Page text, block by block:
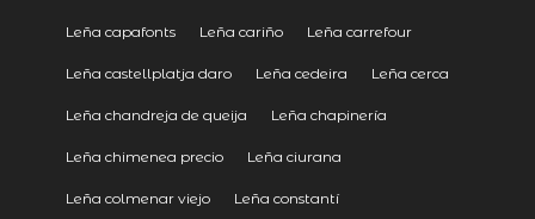
Leña capafonts Leña cariño Leña carrefour
Leña castellplatja daro Leña cedeira Leña cerca
Leña chandreja de queija Leña chapinería
Leña chimenea precio Leña ciurana
Leña colmenar viejo Leña constantí